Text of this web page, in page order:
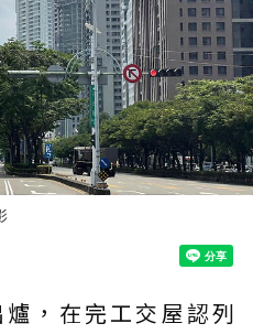
，在完工交屋認列